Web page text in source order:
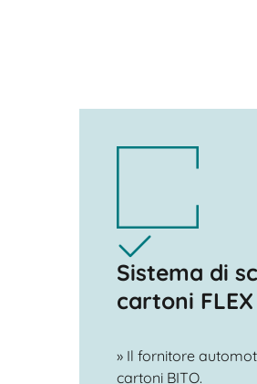
Sistema di
cartoni FLEX
» Il fornitore
cartoni BITO.